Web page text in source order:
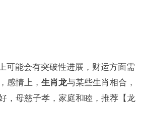
可能会有突破性进展，财运方面需
感情上， 生肖龙与某些生肖相合，
，母慈子孝，家庭和睦，推荐【龙